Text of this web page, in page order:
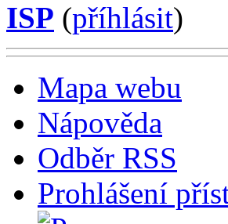
ISP (příhlásit)
Mapa webu
Nápověda
Odběr RSS
Prohlášení